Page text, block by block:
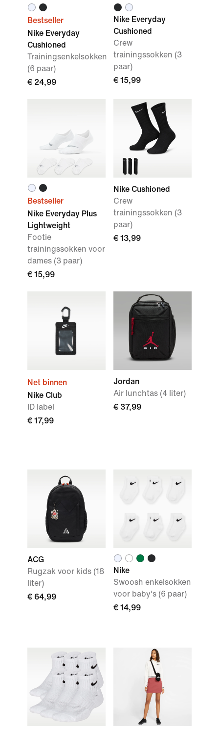
Bestseller
Nike Everyday
Cushioned
Trainingsenkelsokken
(6 paar)
€ 24,99
Nike Everyday
Cushioned
Crew
trainingssokken (3
paar)
€ 15,99
Bestseller
Nike Everyday Plus
Lightweight
Footie
trainingssokken voor
dames (3 paar)
€ 15,99
Nike Cushioned
Crew
trainingssokken (3
paar)
€ 13,99
Net binnen
Nike Club
ID label
€ 17,99
Jordan
Air lunchtas (4 liter)
€ 37,99
ACG
Rugzak voor kids (18
liter)
€ 64,99
Nike
Swoosh enkelsokken
voor baby's (6 paar)
€ 14,99